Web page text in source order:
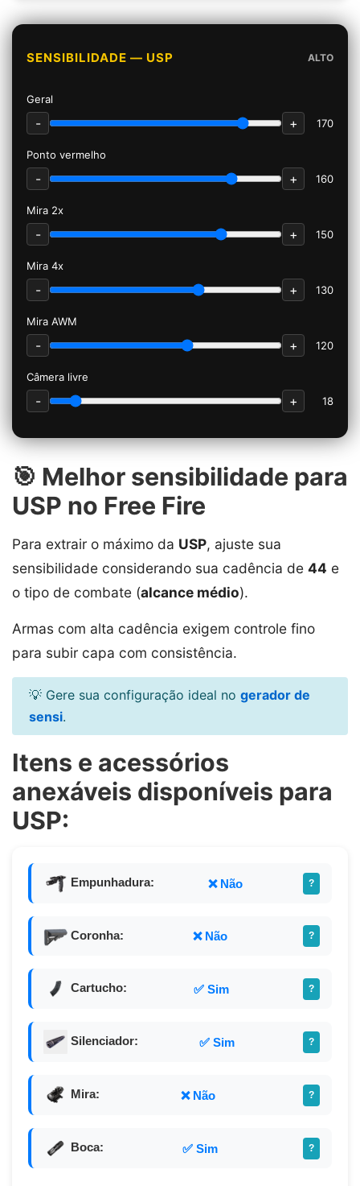
SENSIBILIDADE — USP ALTO
Geral
- + 170
Ponto vermelho
- + 160
Mira 2x
- + 150
Mira 4x
- + 130
Mira AWM
- + 120
Câmera livre
- + 18
🎯 Melhor sensibilidade para
USP no Free Fire
Para extrair o máximo da USP, ajuste sua
sensibilidade considerando sua cadência de 44 e
o tipo de combate (alcance médio).
Armas com alta cadência exigem controle fino
para subir capa com consistência.
💡 Gere sua configuração ideal no gerador de
sensi.
Itens e acessórios
anexáveis disponíveis para
USP:
Empunhadura: ❌ Não ?
Coronha: ❌ Não ?
Cartucho: ✅ Sim ?
Silenciador: ✅ Sim ?
Mira: ❌ Não ?
Boca: ✅ Sim ?